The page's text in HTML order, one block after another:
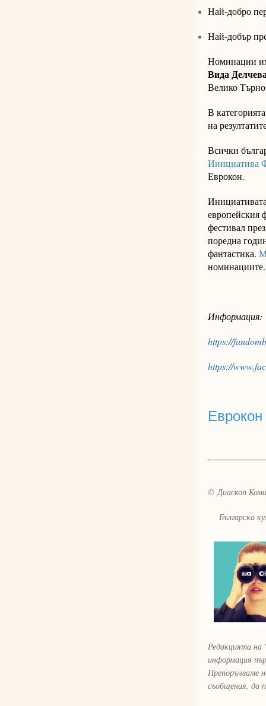
Най-добро
Най-добър
Номинации
Вида
Велико
В
на
Всички
Инициатива
Еврокон.
европейския
фестивал
поредна
фантастика.
номинациите.
https://
https://
© Диаскоп
Българска
Редакцията на
информация
Препоръчваме
съобщения, да